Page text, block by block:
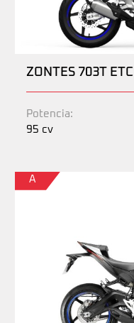
ZONTES 703T ETC
Potencia:
95 cv
A